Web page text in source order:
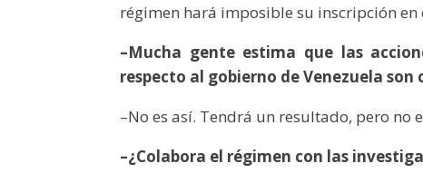
régimen hará imposible su inscripción en
–Mucha gente estima que las
respecto al gobierno de Venezuela
–No es así. Tendrá un resultado, pero no
–¿Colabora el régimen con las